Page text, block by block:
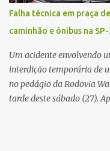
concessionária
realizaram a sinalização
vítima. No entanto, o
acidente. A Polícia Militar
da ocorrência...
Falha técnica em praça
caminhão e ônibus na
Um acidente envolvendo
interdição temporária de
no pedágio da Rodovia
tarde deste sábado (27).